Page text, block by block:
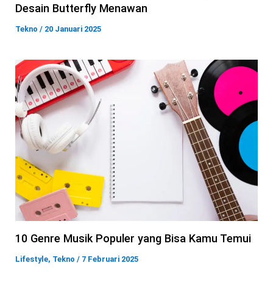
Desain Butterfly Menawan
Tekno / 20 Januari 2025
10 Genre Musik Populer yang Bisa Kamu Temui
Lifestyle, Tekno / 7 Februari 2025